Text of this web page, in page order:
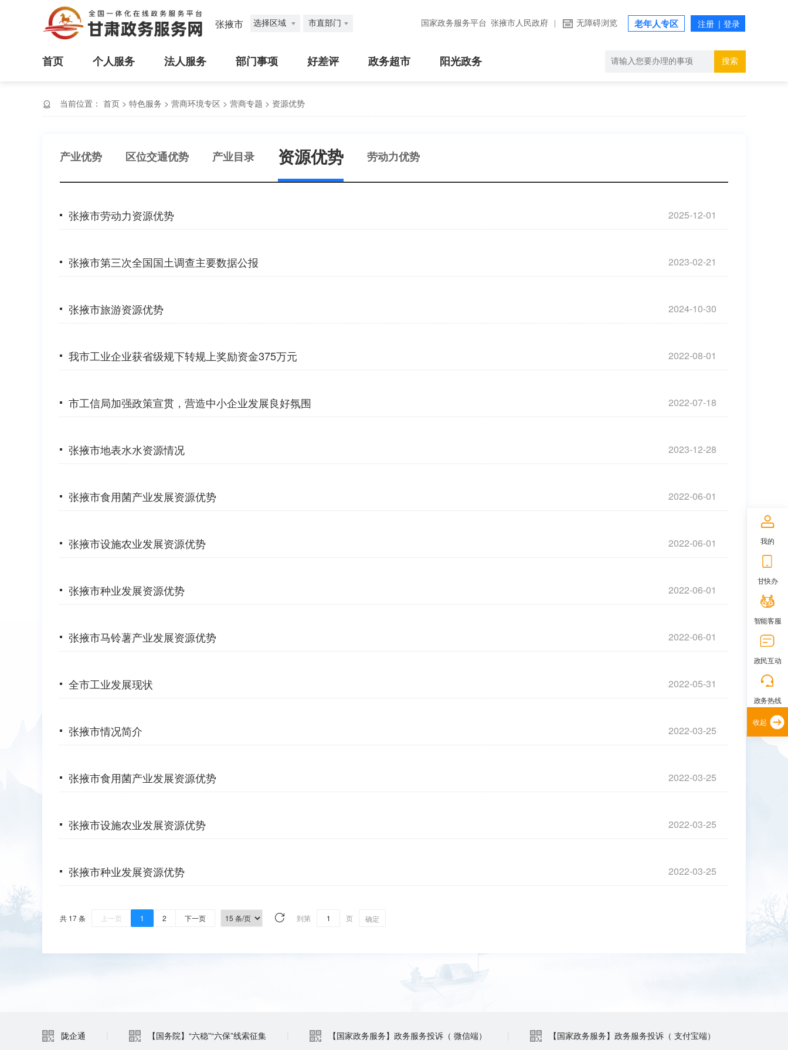
张掖市 选择区域 市直部门 国家政务服务平台 张掖市人民政府 无障碍浏览 老年人专区
首页 个人服务 法人服务 部门事项 好差评 政务超市 阳光政务 搜索
当前位置： 首页 > 特色服务 > 营商环境专区 > 营商专题 > 资源优势
产业优势 区位交通优势 产业目录 资源优势 劳动力优势
张掖市劳动力资源优势 2025-12-01
张掖市第三次全国国土调查主要数据公报 2023-02-21
张掖市旅游资源优势 2024-10-30
我市工业企业获省级规下转规上奖励资金375万元 2022-08-01
市工信局加强政策宣贯，营造中小企业发展良好氛围 2022-07-18
张掖市地表水水资源情况 2023-12-28
张掖市食用菌产业发展资源优势 2022-06-01
张掖市设施农业发展资源优势 2022-06-01
张掖市种业发展资源优势 2022-06-01
张掖市马铃薯产业发展资源优势 2022-06-01
全市工业发展现状 2022-05-31
张掖市情况简介 2022-03-25
张掖市食用菌产业发展资源优势 2022-03-25
张掖市设施农业发展资源优势 2022-03-25
张掖市种业发展资源优势 2022-03-25
共 17 条 上一页 1 2 下一页 到第 页 确定
陇企通 【国务院】“六稳”“六保”线索征集 【国家政务服务】政务服务投诉（ 微信端） 【国家政务服务】政务服务投诉（ 支付宝端）
我的
甘快办
智能客服
政民互动
政务热线
收起